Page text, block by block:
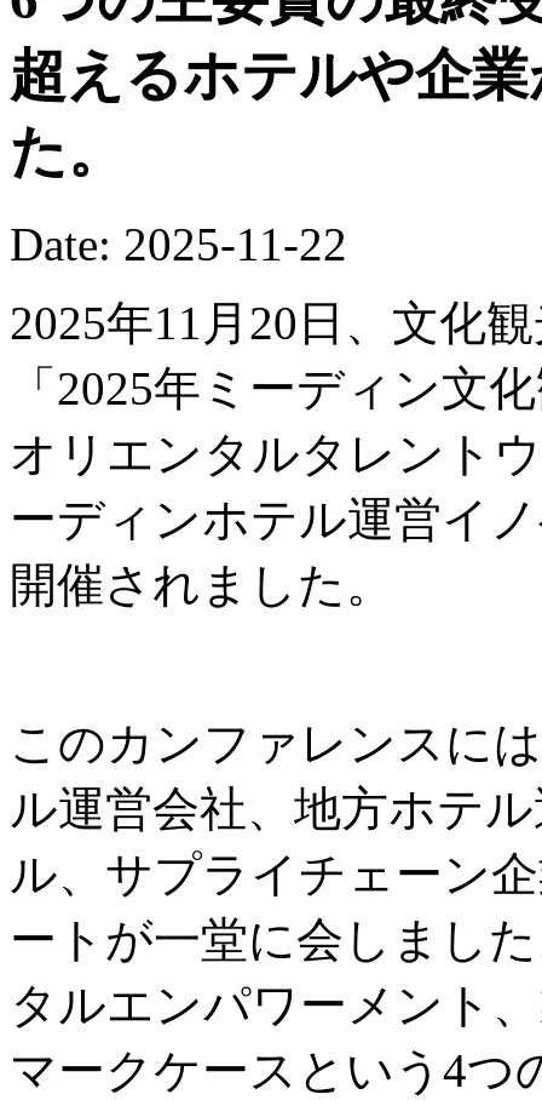
超えるホテルや企
た。
Date: 2025-11-22
2025年11月20日、文化
「2025年ミーディン文
オリエンタルタレント
ーディンホテル運営イ
開催されました。
このカンファレンスに
ル運営会社、地方ホテ
ル、サプライチェーン
ートが一堂に会しまし
タルエンパワーメント
マークケースという4つ